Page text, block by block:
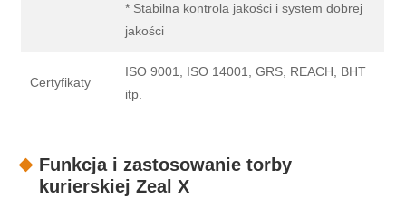
* Stabilna kontrola jakości i system dobrej
jakości
Certyfikaty
ISO 9001, ISO 14001, GRS, REACH, BHT
itp.
Funkcja i zastosowanie torby
kurierskiej Zeal X